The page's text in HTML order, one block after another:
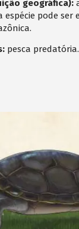
geográfica):
espécie pode ser
pesca predatória.